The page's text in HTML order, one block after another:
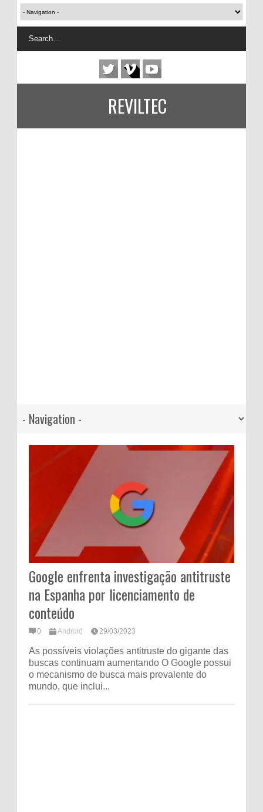
REVILTEC
Google enfrenta investigação antitruste
na Espanha por licenciamento de
conteúdo
0 Android 29/03/2023
As possíveis violações antitruste do gigante das
buscas continuam aumentando O Google possui
o mecanismo de busca mais prevalente do
mundo, que inclui...